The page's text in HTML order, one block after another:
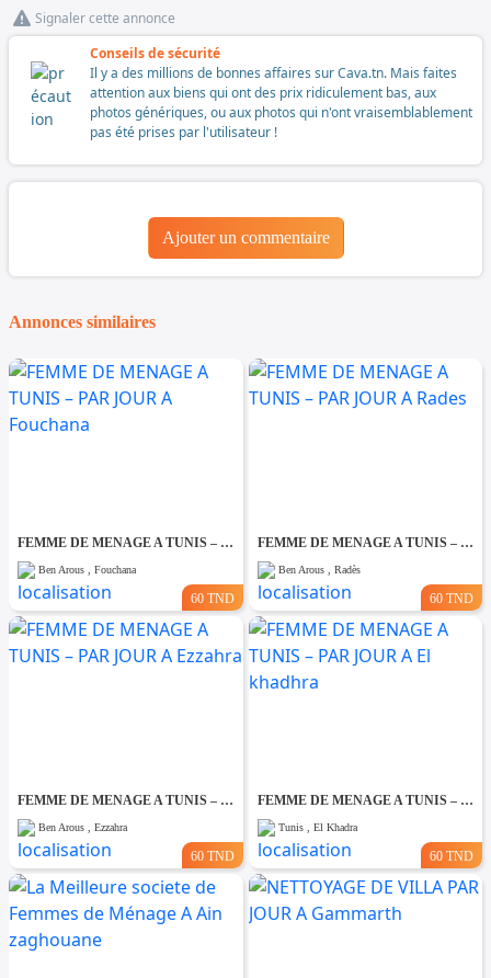
Signaler cette annonce
Conseils de sécurité
Il y a des millions de bonnes affaires sur Cava.tn. Mais faites
attention aux biens qui ont des prix ridiculement bas, aux
photos génériques, ou aux photos qui n'ont vraisemblablement
pas été prises par l'utilisateur !
Ajouter un commentaire
Annonces similaires
FEMME DE MENAGE A TUNIS – PAR JOUR A Fouchana
Ben Arous , Fouchana
60 TND
FEMME DE MENAGE A TUNIS – PAR JOUR A Rades
Ben Arous , Radès
60 TND
FEMME DE MENAGE A TUNIS – PAR JOUR A Ezzahra
Ben Arous , Ezzahra
60 TND
FEMME DE MENAGE A TUNIS – PAR JOUR A El khadhra
Tunis , El Khadra
60 TND